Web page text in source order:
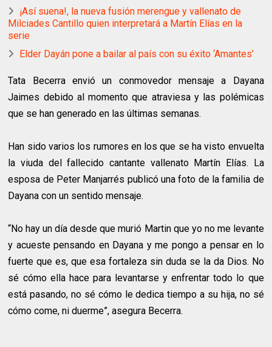
¡Así suena!, la nueva fusión merengue y vallenato de
Milciades Cantillo quien interpretará a Martín Elías en la
serie
Elder Dayán pone a bailar al país con su éxito ‘Amantes’
Tata Becerra envió un conmovedor mensaje a Dayana
Jaimes debido al momento que atraviesa y las polémicas
que se han generado en las últimas semanas.
Han sido varios los rumores en los que se ha visto envuelta
la viuda del fallecido cantante vallenato Martín Elías. La
esposa de Peter Manjarrés publicó una foto de la familia de
Dayana con un sentido mensaje.
“No hay un día desde que murió Martin que yo no me levante
y acueste pensando en Dayana y me pongo a pensar en lo
fuerte que es, que esa fortaleza sin duda se la da Dios. No
sé cómo ella hace para levantarse y enfrentar todo lo que
está pasando, no sé cómo le dedica tiempo a su hija, no sé
cómo come, ni duerme”, asegura Becerra.